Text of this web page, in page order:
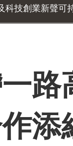
科技創業新聲可
路
添